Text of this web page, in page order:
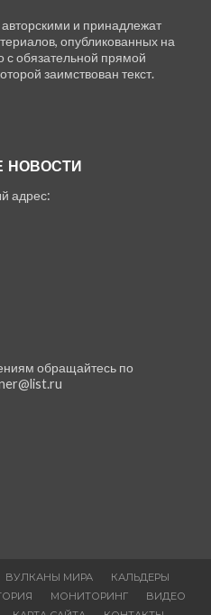
и принадлежат
опубликованных на
с обязательной прямой
заимствован текст.
НОВОСТИ
адрес:
обращайтесь по
ВУЛКАНЫ МИРА
КАЛЬДЕРЫ
МОНИТОРИНГ
ВИДЕО